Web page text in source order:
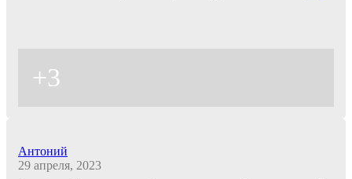
+3
Антоний
29 апреля, 2023